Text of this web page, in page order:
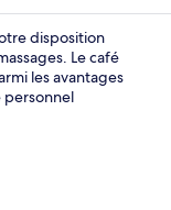
disposition
Le café
les avantages
personnel